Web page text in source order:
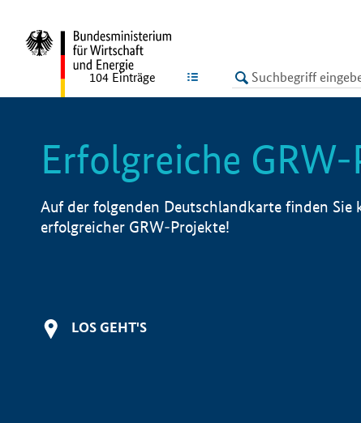
LISTE
104 Einträge
Erfolgreiche
Auf der folgenden Deutschlandkarte finden Sie
erfolgreicher GRW-Projekte!
LOS GEHT'S